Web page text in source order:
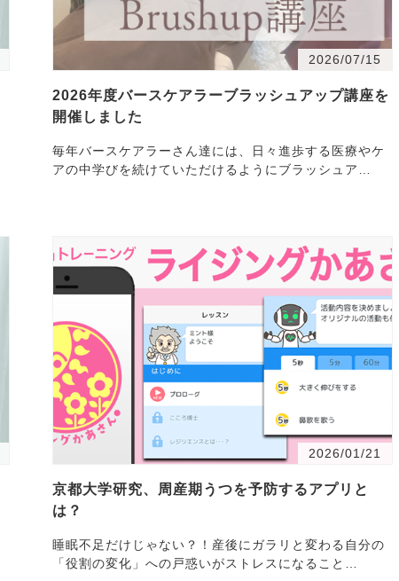
2026/07/15
2026年度バースケアラーブラッシュアップ講座を
開催しました
毎年バースケアラーさん達には、日々進歩する医療やケ
アの中学びを続けていただけるようにブラッシュア
2026/01/21
京都大学研究、周産期うつを予防するアプリと
は？
睡眠不足だけじゃない？！産後にガラリと変わる自分の
「役割の変化」への戸惑いがストレスになること